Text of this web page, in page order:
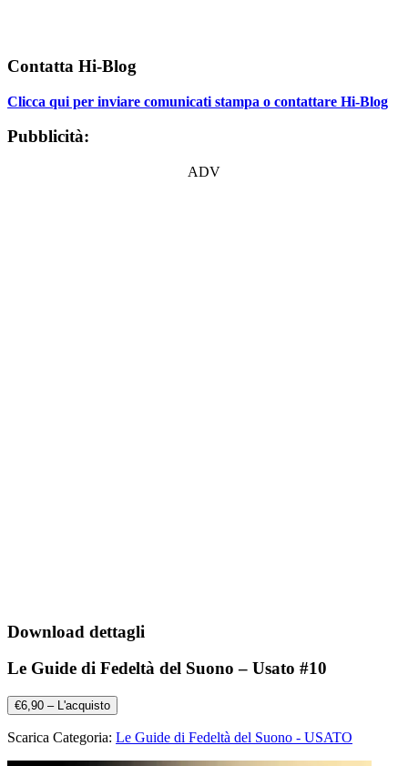
Contatta Hi-Blog
Clicca qui per inviare comunicati stampa o contattare Hi-Blog
Pubblicità:
ADV
Download dettagli
Le Guide di Fedeltà del Suono – Usato #10
€6,90 – L'acquisto
Scarica Categoria: Le Guide di Fedeltà del Suono - USATO